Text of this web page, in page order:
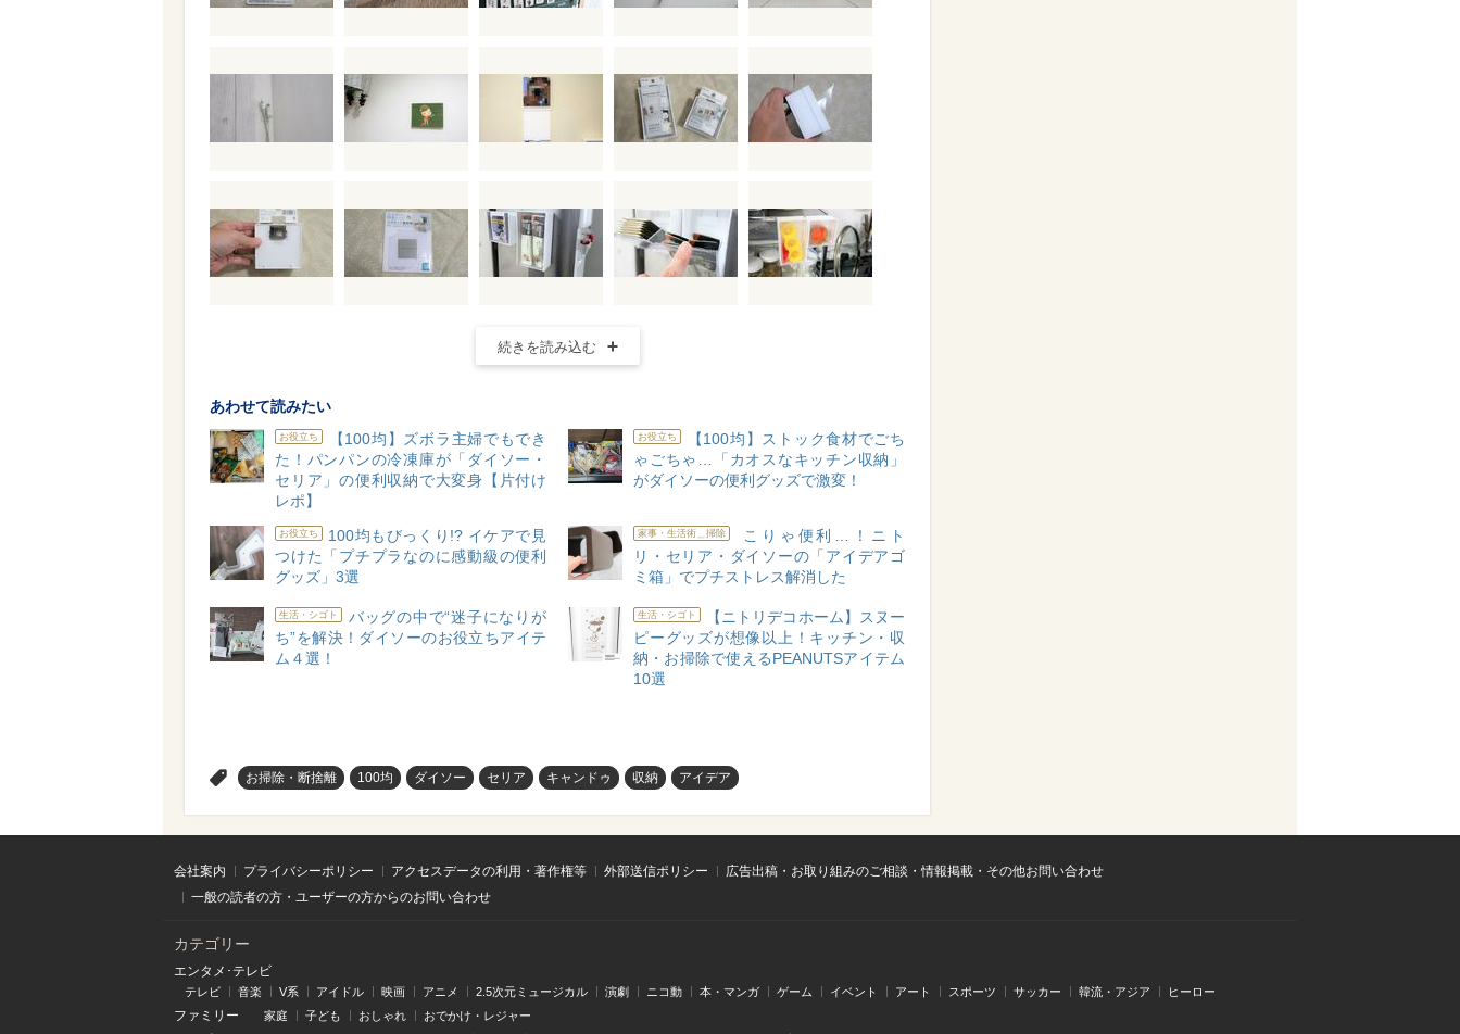
続きを読み込む
あわせて読みたい
お役立ち
【100均】ズボラ主婦でもでき
た！パンパンの冷凍庫が「ダイソー・
セリア」の便利収納で大変身【片付け
レポ】
お役立ち
【100均】ストック食材でごち
ゃごちゃ…「カオスなキッチン収納」
がダイソーの便利グッズで激変！
お役立ち
100均もびっくり!? イケアで見
つけた「プチプラなのに感動級の便利
グッズ」3選
家事・生活術＿掃除
こりゃ便利…！ニト
リ・セリア・ダイソーの「アイデアゴ
ミ箱」でプチストレス解消した
生活・シゴト
バッグの中で“迷子になりが
ち”を解決！ダイソーのお役立ちアイテ
ム４選！
生活・シゴト
【ニトリデコホーム】スヌー
ピーグッズが想像以上！キッチン・収
納・お掃除で使えるPEANUTSアイテム
10選
お掃除・断捨離 100均 ダイソー セリア キャンドゥ 収納 アイデア
会社案内 プライバシーポリシー アクセスデータの利用・著作権等 外部送信ポリシー
広告出稿・お取り組みのご相談・情報掲載・その他お問い合わせ
一般の読者の方・ユーザーの方からのお問い合わせ
カテゴリー
エンタメ･テレビ
テレビ 音楽 V系 アイドル 映画 アニメ 2.5次元ミュージカル 演劇 ニコ動 本・マンガ ゲーム イベント アート スポーツ サッカー 韓流・アジア ヒーロー
ファミリー 家庭 子ども おしゃれ おでかけ・レジャー